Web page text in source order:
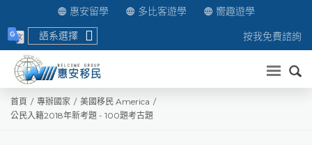
惠安留學 多比客遊學
嚮趣遊學
語系選擇
按我免費諮詢
送出
首頁 專辦國家
美國移民 America
公民入籍2018年新考題 - 100題考古題